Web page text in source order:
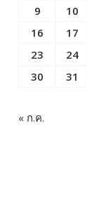
9
10
16
17
23
24
30
31
« ก.ค.